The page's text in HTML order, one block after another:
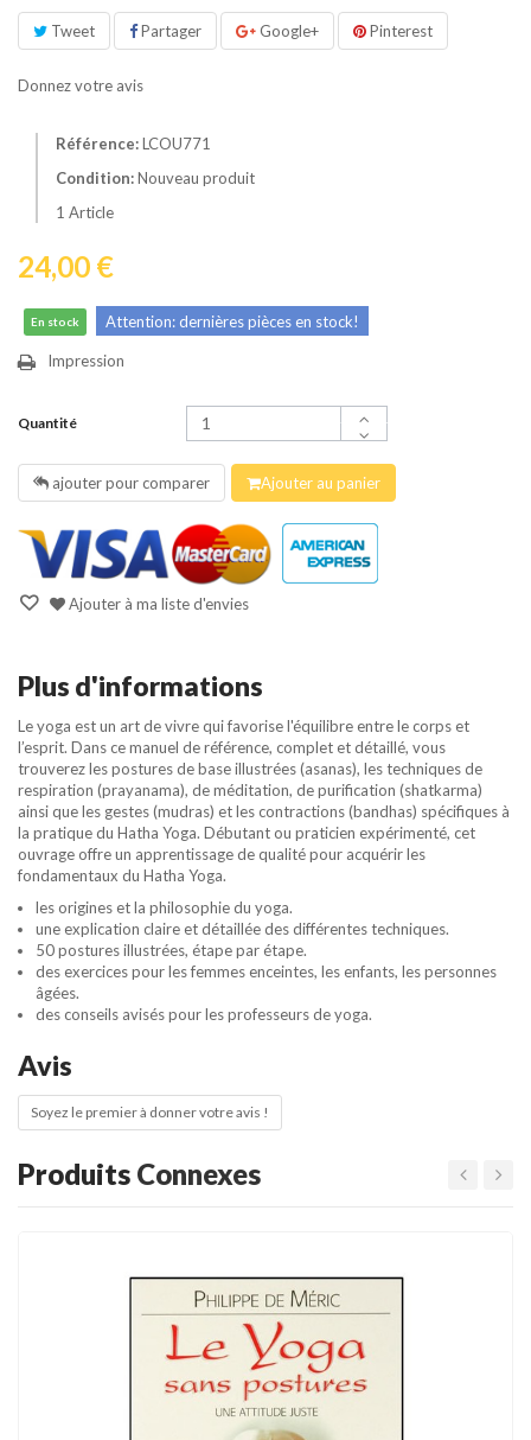
Tweet Partager Google+ Pinterest
Donnez votre avis
Référence:LCOU771
Condition:Nouveau produit
1 Article
24,00 €
En stock Attention: dernières pièces en stock!
Impression
Quantité
ajouter pour comparer Ajouter au panier
Ajouter à ma liste d'envies
Plus d'informations
Le yoga est un art de vivre qui favorise l'équilibre entre le corps et
l’esprit. Dans ce manuel de référence, complet et détaillé, vous
trouverez les postures de base illustrées (asanas), les techniques de
respiration (prayanama), de méditation, de purification (shatkarma)
ainsi que les gestes (mudras) et les contractions (bandhas) spécifiques à
la pratique du Hatha Yoga. Débutant ou praticien expérimenté, cet
ouvrage offre un apprentissage de qualité pour acquérir les
fondamentaux du Hatha Yoga.
les origines et la philosophie du yoga.
une explication claire et détaillée des différentes techniques.
50 postures illustrées, étape par étape.
des exercices pour les femmes enceintes, les enfants, les personnes
âgées.
des conseils avisés pour les professeurs de yoga.
Avis
Soyez le premier à donner votre avis !
Produits Connexes